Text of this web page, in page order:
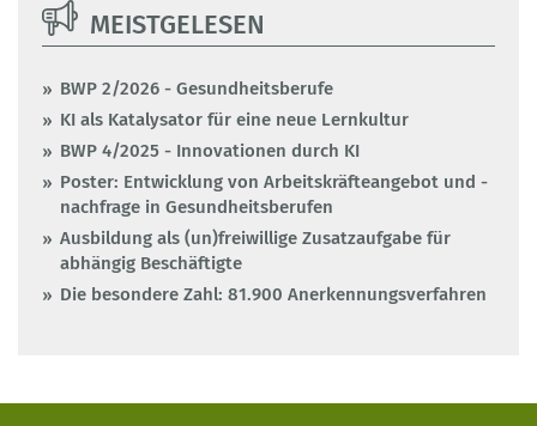
MEISTGELESEN
BWP 2/2026 - Gesundheitsberufe
KI als Katalysator für eine neue Lernkultur
BWP 4/2025 - Innovationen durch KI
Poster: Entwicklung von Arbeitskräfteangebot und -
nachfrage in Gesundheitsberufen
Ausbildung als (un)freiwillige Zusatzaufgabe für
abhängig Beschäftigte
Die besondere Zahl: 81.900 Anerkennungsverfahren